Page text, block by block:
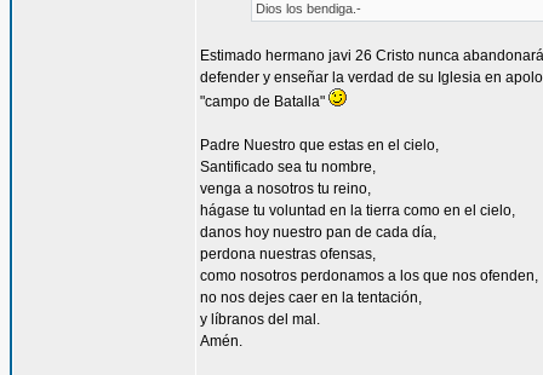
Dios los bendiga.-
Estimado hermano javi 26 Cristo nunca
defender y enseñar la verdad de su Iglesia en
"campo de Batalla"
Padre Nuestro que estas en el cielo,
Santificado sea tu nombre,
venga a nosotros tu reino,
hágase tu voluntad en la tierra como en el cielo,
danos hoy nuestro pan de cada día,
perdona nuestras ofensas,
como nosotros perdonamos a los que nos ofenden,
no nos dejes caer en la tentación,
y líbranos del mal.
Amén.